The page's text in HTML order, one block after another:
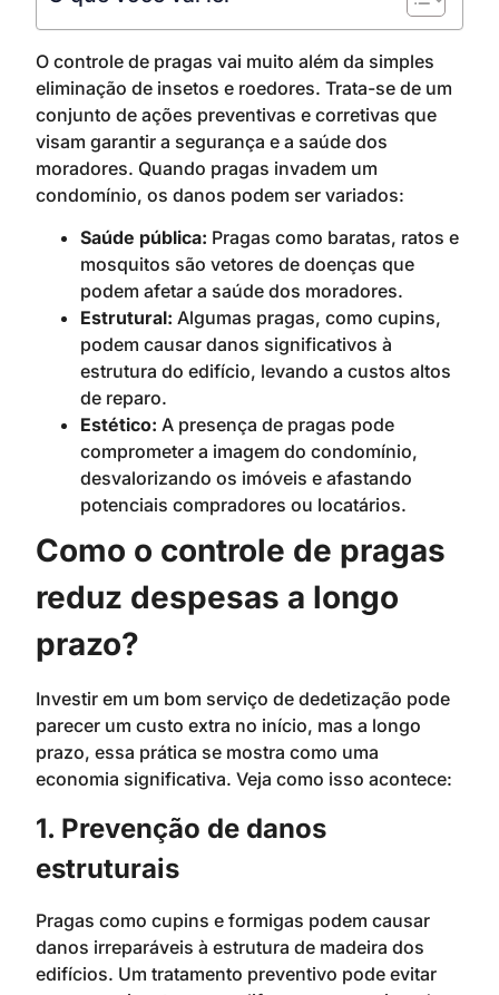
O controle de pragas vai muito além da simples
eliminação de insetos e roedores. Trata-se de um
conjunto de ações preventivas e corretivas que
visam garantir a segurança e a saúde dos
moradores. Quando pragas invadem um
condomínio, os danos podem ser variados:
Saúde pública: Pragas como baratas, ratos e
mosquitos são vetores de doenças que
podem afetar a saúde dos moradores.
Estrutural: Algumas pragas, como cupins,
podem causar danos significativos à
estrutura do edifício, levando a custos altos
de reparo.
Estético: A presença de pragas pode
comprometer a imagem do condomínio,
desvalorizando os imóveis e afastando
potenciais compradores ou locatários.
Como o controle de pragas
reduz despesas a longo
prazo?
Investir em um bom serviço de dedetização pode
parecer um custo extra no início, mas a longo
prazo, essa prática se mostra como uma
economia significativa. Veja como isso acontece:
1. Prevenção de danos
estruturais
Pragas como cupins e formigas podem causar
danos irreparáveis à estrutura de madeira dos
edifícios. Um tratamento preventivo pode evitar